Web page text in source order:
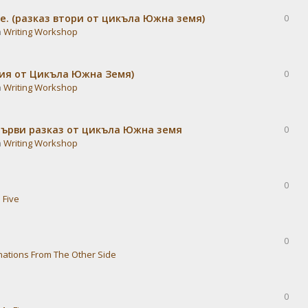
(разказ втори от цикъла Южна земя)
Writing Workshop
0
от Цикъла Южна Земя)
Writing Workshop
0
разказ от цикъла Южна земя
Writing Workshop
0
0
From The Other Side
0
0